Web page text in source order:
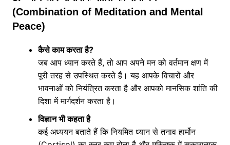
(Combination of Meditation and Mental
Peace)
कैसे काम करता है?
जब आप ध्यान करते हैं, तो आप अपने मन को वर्तमान क्षण में
पूरी तरह से उपस्थित करते हैं। यह आपके विचारों और
भावनाओं को नियंत्रित करता है और आपको मानसिक शांति की
दिशा में मार्गदर्शन करता है।
विज्ञान भी कहता है
कई अध्ययन बताते हैं कि नियमित ध्यान से तनाव हार्मोन